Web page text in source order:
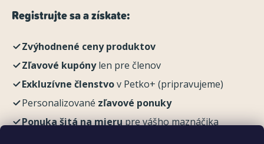
Registrujte sa a získate:
Zvýhodnené ceny produktov
Zľavové kupónylen pre členov
Exkluzívne členstvov Petko+ (pripravujeme)
Personalizované zľavové ponuky
Ponuka šitá na mierupre vášho maznáčika